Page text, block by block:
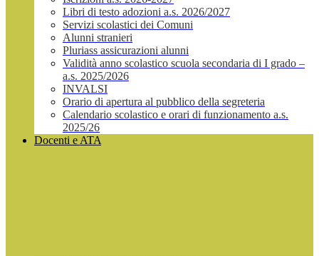
Libri di testo adozioni a.s. 2026/2027
Servizi scolastici dei Comuni
Alunni stranieri
Pluriass assicurazioni alunni
Validità anno scolastico scuola secondaria di I grado –
a.s. 2025/2026
INVALSI
Orario di apertura al pubblico della segreteria
Calendario scolastico e orari di funzionamento a.s.
2025/26
Docenti e ATA